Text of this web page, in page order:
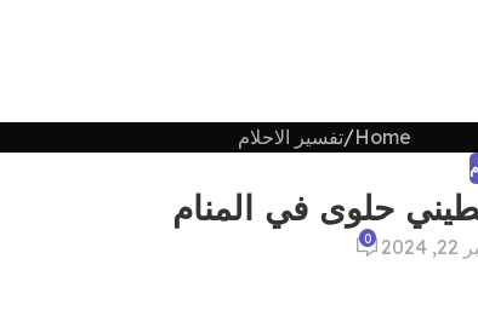
Home تفسير الاحلام
حلوى في المنام
0